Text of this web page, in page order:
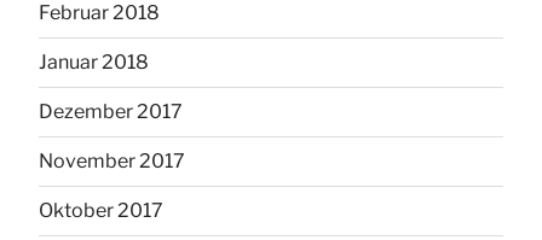
Februar 2018
Januar 2018
Dezember 2017
November 2017
Oktober 2017